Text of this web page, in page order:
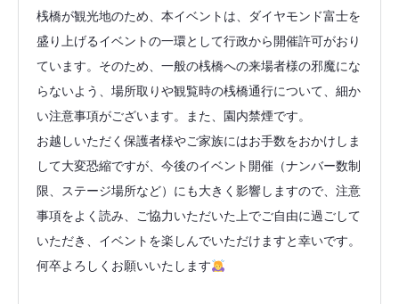
桟橋が観光地のため、本イベントは、ダイヤモンド富士を
盛り上げるイベントの一環として行政から開催許可がおり
ています。そのため、一般の桟橋への来場者様の邪魔にな
らないよう、場所取りや観覧時の桟橋通行について、細か
い注意事項がございます。また、園内禁煙です。
お越しいただく保護者様やご家族にはお手数をおかけしま
して大変恐縮ですが、今後のイベント開催（ナンバー数制
限、ステージ場所など）にも大きく影響しますので、注意
事項をよく読み、ご協力いただいた上でご自由に過ごして
いただき、イベントを楽しんでいただけますと幸いです。
何卒よろしくお願いいたします